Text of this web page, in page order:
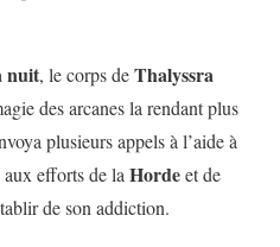
nuit, le corps deThalyssra
des arcanes la rendant plus
plusieurs appels à l’aide à
aux efforts de la Hordeet de
de son addiction.